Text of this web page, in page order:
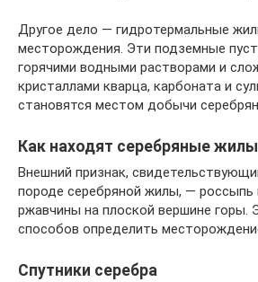
Другое дело — гидротермальные
месторождения. Эти подземные
горячими водными растворами и
кристаллами кварца, карбоната и
становятся местом добычи
Как находят серебряные жилы
Внешний признак,
породе серебряной жилы, — россыпь
ржавчины на плоской вершине горы.
способов определить
Спутники серебра